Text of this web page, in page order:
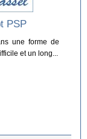
PSP
une forme de
et un long...